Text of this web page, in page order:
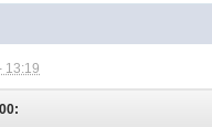
13:19